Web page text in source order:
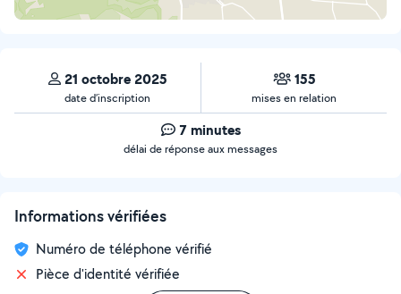
21 octobre 2025
date d’inscription
155
mises en relation
7 minutes
délai de réponse aux messages
Informations vérifiées
Numéro de téléphone vérifié
Pièce d'identité vérifiée